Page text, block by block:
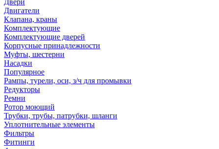
Двигатели
Клапана, краны
Комплектующие
Комплектующие дверей
Корпусные принадлежности
Муфты, шестерни
Насадки
Популярное
Рампы, турели, оси, з/ч для промывки
Редукторы
Ремни
Ротор моющий
Трубки, трубы, патрубки, шланги
Уплотнительные элементы
Фильтры
Фитинги